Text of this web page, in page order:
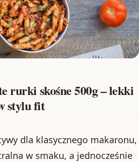
rurki skośne 500g – lekki
stylu fit
dla klasycznego makaronu,
w smaku, a jednocześnie